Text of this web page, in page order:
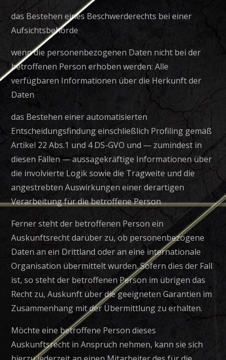
das Bestehen eines Beschwerderechts bei einer
Aufsichtsbehörde
wenn die personenbezogenen Daten nicht bei der
betroffenen Person erhoben werden: Alle
verfügbaren Informationen über die Herkunft der
Daten
das Bestehen einer automatisierten
Entscheidungsfindung einschließlich Profiling gemäß
Artikel 22 Abs.1 und 4 DS-GVO und — zumindest in
diesen Fällen — aussagekräftige Informationen über
die involvierte Logik sowie die Tragweite und die
angestrebten Auswirkungen einer derartigen
Verarbeitung für die betroffene Person
Ferner steht der betroffenen Person ein
Auskunftsrecht darüber zu, ob personenbezogene
Daten an ein Drittland oder an eine internationale
Organisation übermittelt wurden. Sofern dies der Fall
ist, so steht der betroffenen Person im übrigen das
Recht zu, Auskunft über die geeigneten Garantien im
Zusammenhang mit der Übermittlung zu erhalten.
Möchte eine betroffene Person dieses
Auskunftsrecht in Anspruch nehmen, kann sie sich